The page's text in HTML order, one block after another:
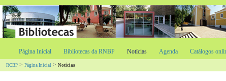
Página Inicial Bibliotecas da RNBP Notícias Agenda Catálogos
RCBP > Página Inicial > Notícias